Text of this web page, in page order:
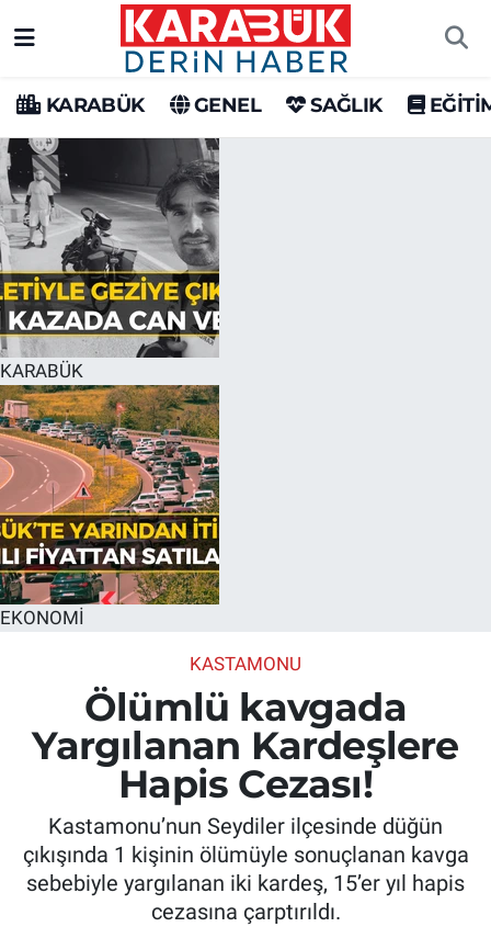
KARABÜK GENEL SAĞLIK
KARABÜK
EKONOMİ
KASTAMONU
Ölümlü kavgada
Yargılanan Kardeşlere
Hapis Cezası!
Kastamonu’nun Seydiler ilçesinde düğün
çıkışında 1 kişinin ölümüyle sonuçlanan kavga
sebebiyle yargılanan iki kardeş, 15’er yıl hapis
cezasına çarptırıldı.
Karabük Hava Durumu
Karabük Trafik Yoğunluk Haritası
Süper Lig Puan Durumu ve Fikstür
Tüm Manşetler
Son Dakika Haberleri
Haber Arşivi